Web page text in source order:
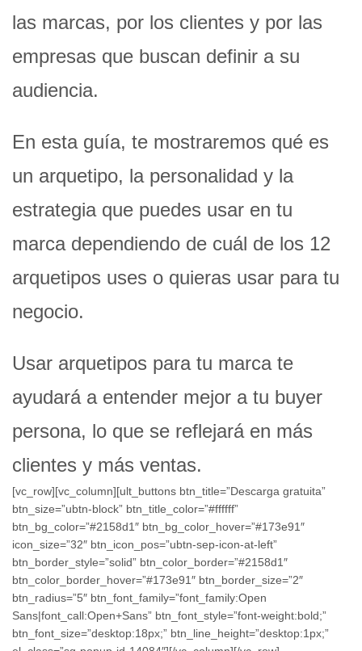
las marcas, por los clientes y por las
empresas que buscan definir a su
audiencia.
En esta guía, te mostraremos qué es
un arquetipo, la personalidad y la
estrategia que puedes usar en tu
marca dependiendo de cuál de los 12
arquetipos uses o quieras usar para tu
negocio.
Usar arquetipos para tu marca te
ayudará a entender mejor a tu buyer
persona, lo que se reflejará en más
clientes y más ventas.
[vc_row][vc_column][ult_buttons btn_title=”Descarga gratuita”
btn_size=”ubtn-block” btn_title_color=”#ffffff”
btn_bg_color=”#2158d1″ btn_bg_color_hover=”#173e91″
icon_size=”32″ btn_icon_pos=”ubtn-sep-icon-at-left”
btn_border_style=”solid” btn_color_border=”#2158d1″
btn_color_border_hover=”#173e91″ btn_border_size=”2″
btn_radius=”5″ btn_font_family=”font_family:Open
Sans|font_call:Open+Sans” btn_font_style=”font-weight:bold;”
btn_font_size=”desktop:18px;” btn_line_height=”desktop:1px;”